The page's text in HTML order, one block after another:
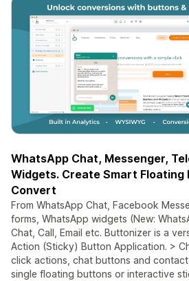
WhatsApp Chat, Messenger,
Widgets. Create Smart
Convert
From WhatsApp Chat, Facebook
forms, WhatsApp widgets (New:
Chat, Call, Email etc. Buttonizer is a
Action (Sticky) Button Application. >
click actions, chat buttons and contact
single floating buttons or interactive